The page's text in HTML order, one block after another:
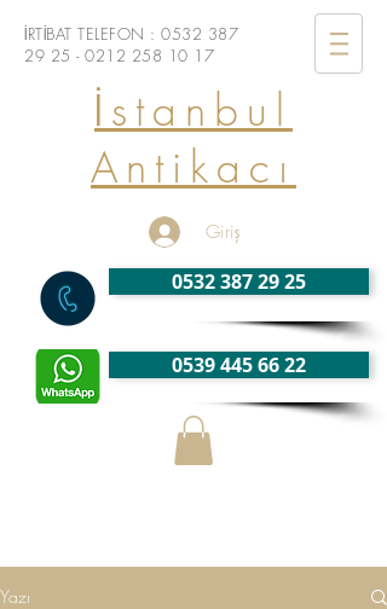
İRTİBAT TELEFON :0532 387
29 25 - 0212 258 10 17
İstanbul
Antikacı
Giriş
0532 387 29 25
0539 445 66 22
Yazı